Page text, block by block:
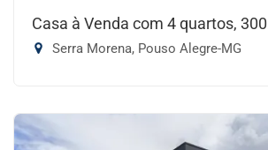
Casa à Venda com 4 quartos,
Serra Morena, Pouso Alegre-MG